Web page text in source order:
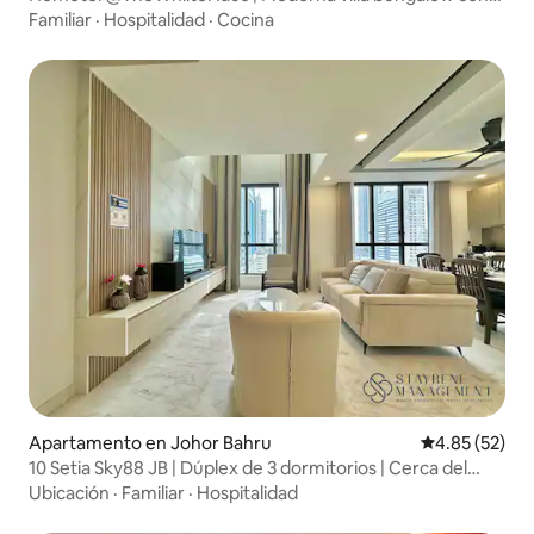
piscina
Familiar · Hospitalidad · Cocina
Apartamento en Johor Bahru Calificación
4.85 (52)
10 Setia Sky88 JB | Dúplex de 3 dormitorios | Cerca del
centro comercial KSL
Ubicación · Familiar · Hospitalidad